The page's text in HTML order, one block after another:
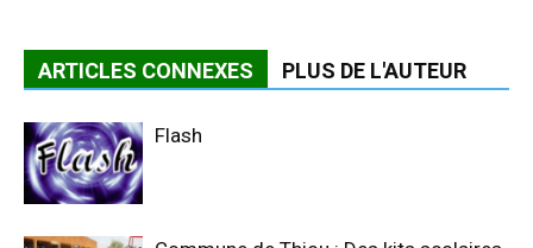
ARTICLES CONNEXES PLUS DE L'AUTEUR
Flash